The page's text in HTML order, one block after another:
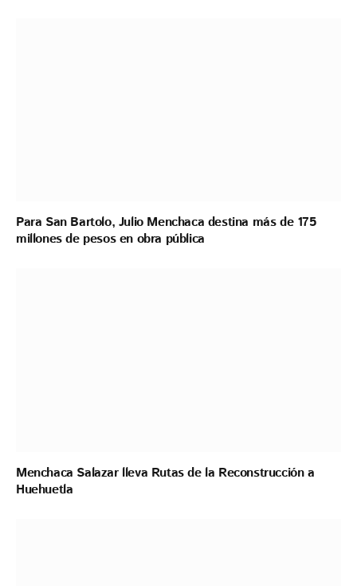
Para San Bartolo, Julio Menchaca destina más de 175
millones de pesos en obra pública
Menchaca Salazar lleva Rutas de la Reconstrucción a
Huehuetla